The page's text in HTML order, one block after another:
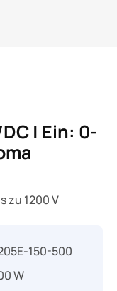
| Ein: 0-
zu 1200 V
150-500
W